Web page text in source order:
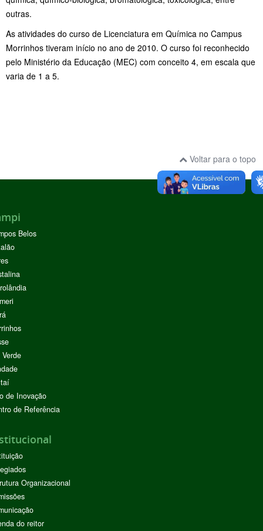
outras.
As atividades do curso de Licenciatura em Química no Campus
Morrinhos tiveram início no ano de 2010. O curso foi reconhecido
pelo Ministério da Educação (MEC) com conceito 4, em escala que
varia de 1 a 5.
Voltar para o topo
Belos
de Inovação
de Referência
Organizacional
do reitor